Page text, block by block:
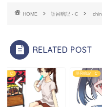
HOME 語呂暗記 - C
RELATED POST
記 - C 語呂暗記 - C